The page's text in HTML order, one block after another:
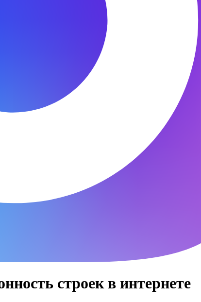
строек в интернете